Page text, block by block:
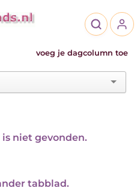
voeg je dagcolumn toe
niet gevonden.
tabblad.